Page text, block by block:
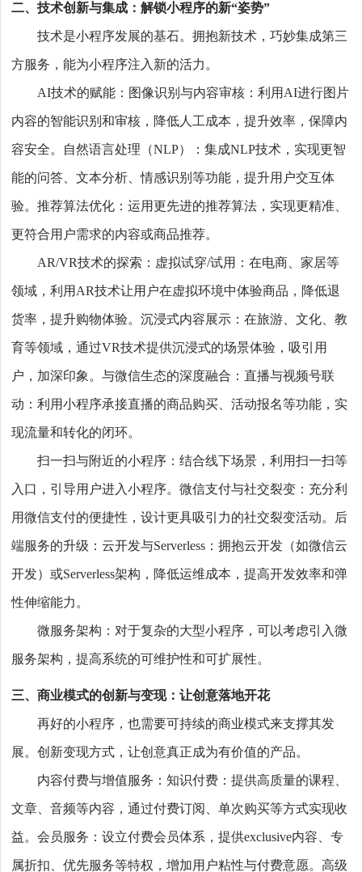
二、技术创新与集成：解锁小程序的新“姿势”
技术是小程序发展的基石。拥抱新技术，巧妙集成第三
方服务，能为小程序注入新的活力。
AI技术的赋能：图像识别与内容审核：利用AI进行图片
内容的智能识别和审核，降低人工成本，提升效率，保障内
容安全。自然语言处理（NLP）：集成NLP技术，实现更智
能的问答、文本分析、情感识别等功能，提升用户交互体
验。推荐算法优化：运用更先进的推荐算法，实现更精准、
更符合用户需求的内容或商品推荐。
AR/VR技术的探索：虚拟试穿/试用：在电商、家居等
领域，利用AR技术让用户在虚拟环境中体验商品，降低退
货率，提升购物体验。沉浸式内容展示：在旅游、文化、教
育等领域，通过VR技术提供沉浸式的场景体验，吸引用
户，加深印象。与微信生态的深度融合：直播与视频号联
动：利用小程序承接直播的商品购买、活动报名等功能，实
现流量和转化的闭环。
扫一扫与附近的小程序：结合线下场景，利用扫一扫等
入口，引导用户进入小程序。微信支付与社交裂变：充分利
用微信支付的便捷性，设计更具吸引力的社交裂变活动。后
端服务的升级：云开发与Serverless：拥抱云开发（如微信云
开发）或Serverless架构，降低运维成本，提高开发效率和弹
性伸缩能力。
微服务架构：对于复杂的大型小程序，可以考虑引入微
服务架构，提高系统的可维护性和可扩展性。
三、商业模式的创新与变现：让创意落地开花
再好的小程序，也需要可持续的商业模式来支撑其发
展。创新变现方式，让创意真正成为有价值的产品。
内容付费与增值服务：知识付费：提供高质量的课程、
文章、音频等内容，通过付费订阅、单次购买等方式实现收
益。会员服务：设立付费会员体系，提供exclusive内容、专
属折扣、优先服务等特权，增加用户粘性与付费意愿。高级